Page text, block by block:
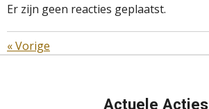
Er zijn geen reacties geplaatst.
«Vorige
Actuele Acties